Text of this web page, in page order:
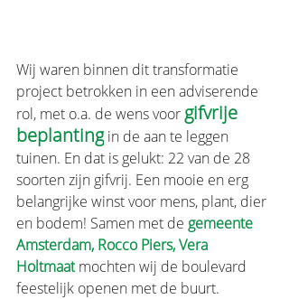
Wij waren binnen dit transformatie
project betrokken in een adviserende
rol, met o.a. de wens voor gifvrije
beplanting in de aan te leggen
tuinen. En dat is gelukt: 22 van de 28
soorten zijn gifvrij. Een mooie en erg
belangrijke winst voor mens, plant, dier
en bodem! Samen met de gemeente
Amsterdam, Rocco Piers, Vera
Holtmaat mochten wij de boulevard
feestelijk openen met de buurt.